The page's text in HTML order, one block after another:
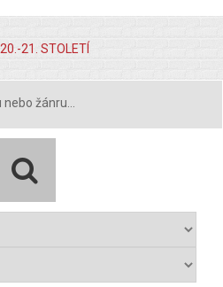
20.-21. STOLETÍ